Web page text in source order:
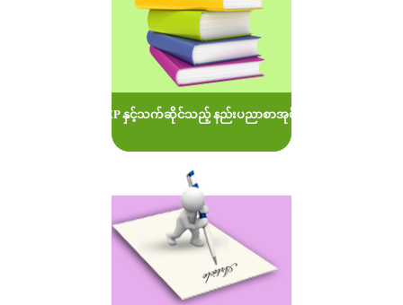
MOEP နှင့်သက်ဆိုင်သည့် နည်းပညာစာအုပ်များ